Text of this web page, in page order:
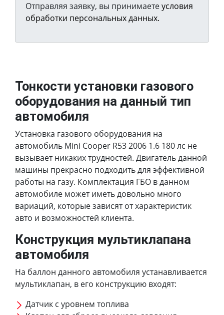
Отправляя заявку, вы принимаетеусловия
обработки персональных данных.
Тонкости установки газового
оборудования на данный тип
автомобиля
Установка газового оборудования на
автомобиль Mini Cooper R53 2006 1.6 180 лс не
вызывает никаких трудностей. Двигатель данной
машины прекрасно подходить для эффективной
работы на газу. Комплектация ГБО в данном
автомобиле может иметь довольно много
вариаций, которые зависят от характеристик
авто и возможностей клиента.
Конструкция мультиклапана
автомобиля
На баллон данного автомобиля устанавливается
мультиклапан, в его конструкцию входят:
Датчик с уровнем топлива